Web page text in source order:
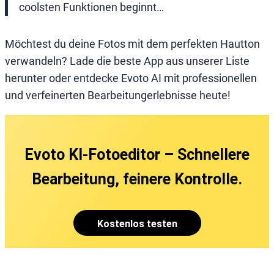
coolsten Funktionen beginnt…
Möchtest du deine Fotos mit dem perfekten Hautton
verwandeln? Lade die beste App aus unserer Liste
herunter oder entdecke Evoto AI mit professionellen
und verfeinerten Bearbeitungerlebnisse heute!
Evoto KI-Fotoeditor – Schnellere
Bearbeitung, feinere Kontrolle.
Kostenlos testen